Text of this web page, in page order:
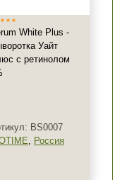
White Plus -
Уайт
с ретинолом
BS0007
, Россия